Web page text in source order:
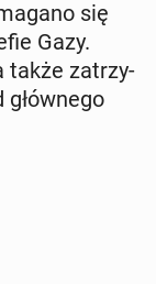
się
Gazy.
także za­trzy­
głów­ne­go